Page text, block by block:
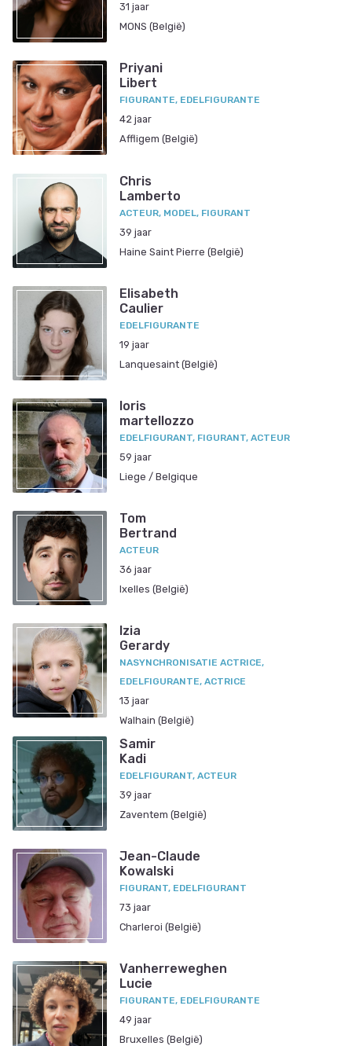
31 jaar
MONS (België)
Priyani
Libert
FIGURANTE, EDELFIGURANTE
42 jaar
Affligem (België)
Chris
Lamberto
ACTEUR, MODEL, FIGURANT
39 jaar
Haine Saint Pierre (België)
Elisabeth
Caulier
EDELFIGURANTE
19 jaar
Lanquesaint (België)
loris
martellozzo
EDELFIGURANT, FIGURANT, ACTEUR
59 jaar
Liege / Belgique
Tom
Bertrand
ACTEUR
36 jaar
Ixelles (België)
Izia
Gerardy
NASYNCHRONISATIE ACTRICE,
EDELFIGURANTE, ACTRICE
13 jaar
Walhain (België)
Samir
Kadi
EDELFIGURANT, ACTEUR
39 jaar
Zaventem (België)
Jean-Claude
Kowalski
FIGURANT, EDELFIGURANT
73 jaar
Charleroi (België)
Vanherreweghen
Lucie
FIGURANTE, EDELFIGURANTE
49 jaar
Bruxelles (België)